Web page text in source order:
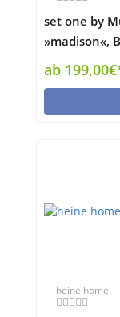
set one by
»madison«,
ab
heine home